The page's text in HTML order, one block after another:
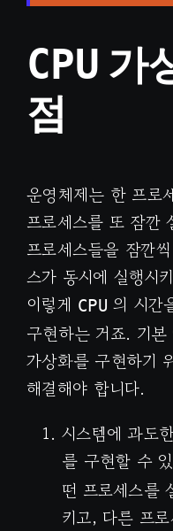
CPU 가
점
운영체제는 한 프로
프로세스를 또 잠깐
프로세스들을 잠깐
스가 동시에 실행시
이렇게 CPU 의 시간
구현하는 거죠. 기본
가상화를 구현하기
해결해야 합니다.
시스템에 과도
를 구현할 수
떤 프로세스를
키고, 다른 프